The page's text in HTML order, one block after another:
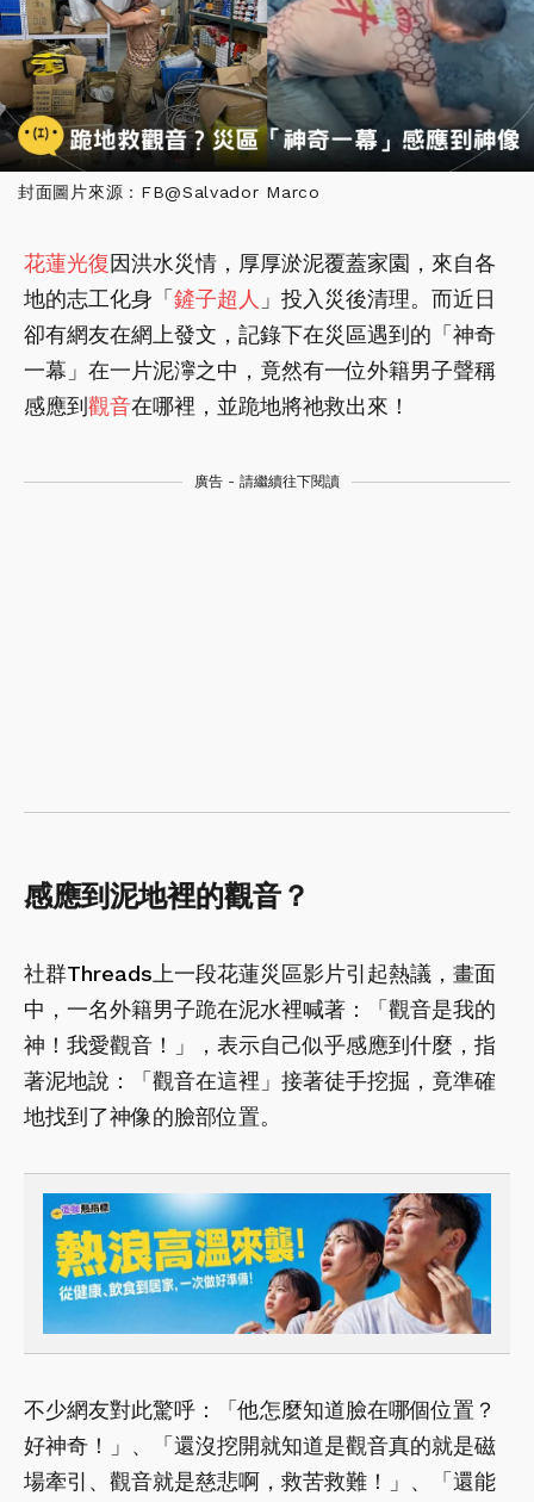
封面圖片來源：FB@Salvador Marco
花蓮光復 因洪水災情，厚厚淤泥覆蓋家園，來自各
地的志工化身「 鏟子超人 」投入災後清理。而近日
卻有網友在網上發文，記錄下在災區遇到的「神奇
一幕」在一片泥濘之中，竟然有一位外籍男子聲稱
感應到 觀音在哪裡，並跪地將祂救出來！
廣告 - 請繼續往下閱讀
感應到泥地裡的觀音？
社群Threads 上一段花蓮災區影片引起熱議，畫面
中，一名外籍男子跪在泥水裡喊著：「觀音是我的
神！我愛觀音！」，表示自己似乎感應到什麼，指
著泥地說：「觀音在這裡」接著徒手挖掘，竟準確
地找到了神像的臉部位置。
不少網友對此驚呼：「他怎麼知道臉在哪個位置？
好神奇！」、「還沒挖開就知道是觀音真的就是磁
場牽引、觀音就是慈悲啊，救苦救難！」、「還能